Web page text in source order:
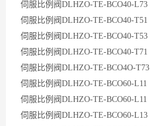
伺服比例阀DLHZO-TE-BCO40-L73
伺服比例阀DLHZO-TE-BCO40-T51
伺服比例阀DLHZO-TE-BCO40-T53
伺服比例阀DLHZO-TE-BCO40-T71
伺服比例阀DLHZO-TE-BCO4O-T73
伺服比例阀DLHZO-TE-BCO60-L11
伺服比例阀DLHZO-TE-BCO60-L11
伺服比例阀DLHZO-TE-BCO60-L13